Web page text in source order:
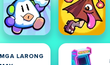
MGA LARONG